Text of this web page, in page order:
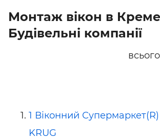
Монтаж вікон в
Будівельні компанії
1 Віконний Супермаркет(R)
KRUG